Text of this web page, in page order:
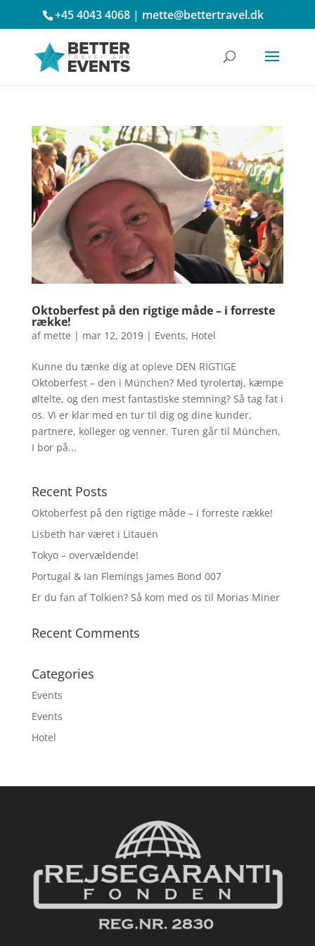
+45 4043 4068| mette@bettertravel.dk
Oktoberfest på den rigtige måde – i forreste
række!
af mette | mar 12, 2019| Events, Hotel
Kunne du tænke dig at opleve DEN RIGTIGE
Oktoberfest – den i München? Med tyrolertøj, kæmpe
øltelte, og den mest fantastiske stemning? Så tag fat i
os. Vi er klar med en tur til dig og dine kunder,
partnere, kolleger og venner. Turen går til München,
I bor på...
Recent Posts
Oktoberfest på den rigtige måde – i forreste række!
Lisbeth har været i Litauen
Tokyo – overvældende!
Portugal & Ian Flemings James Bond 007
Er du fan af Tolkien? Så kom med os til Morias Miner
Recent Comments
Categories
Events
Events
Hotel